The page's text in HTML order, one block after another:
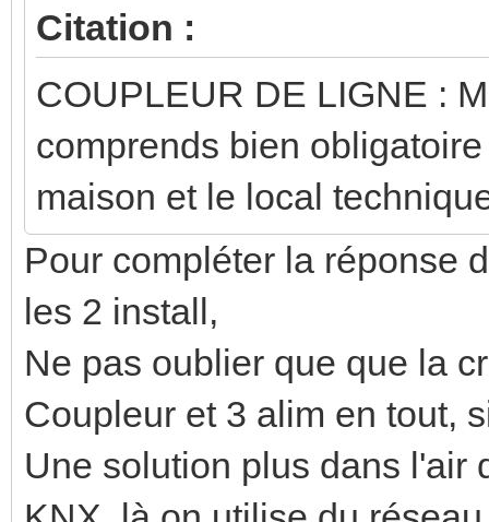
Citation :
COUPLEUR DE LIGNE :
comprends bien
maison et le local
Pour compléter la réponse
les 2 install,
Ne pas oublier que que la
Coupleur et 3 alim en tout,
Une solution plus dans l'air